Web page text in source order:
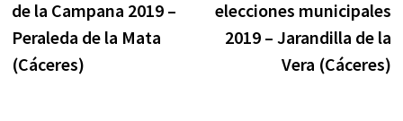
entradas
de la Campana 2019 –
Peraleda de la Mata
(Cáceres)
elecciones municipales
2019 – Jarandilla de la
Vera (Cáceres)